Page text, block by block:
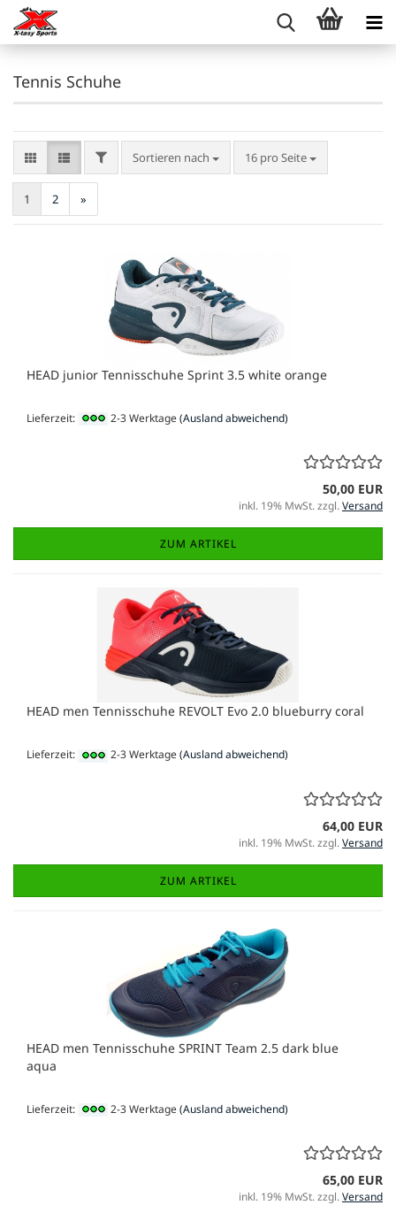
Tennis Schuhe
FILTERSortieren nach
Sortieren nach 16 pro Seite
pro Seite
1 2 »
HEAD junior Tennisschuhe Sprint 3.5 white orange
Lieferzeit: 2-3 Werktage(Ausland abweichend)
50,00 EUR
inkl. 19% MwSt. zzgl.Versand
ZUM ARTIKEL
HEAD men Tennisschuhe REVOLT Evo 2.0 blueburry coral
Lieferzeit: 2-3 Werktage(Ausland abweichend)
64,00 EUR
inkl. 19% MwSt. zzgl.Versand
ZUM ARTIKEL
HEAD men Tennisschuhe SPRINT Team 2.5 dark blue
aqua
Lieferzeit: 2-3 Werktage(Ausland abweichend)
65,00 EUR
inkl. 19% MwSt. zzgl.Versand